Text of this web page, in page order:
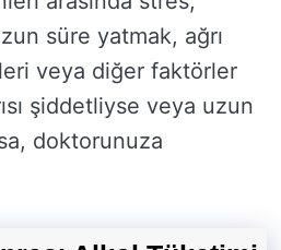
süre yatmak, ağrı
veya diğer faktörler
şiddetliyse veya uzun
doktorunuza